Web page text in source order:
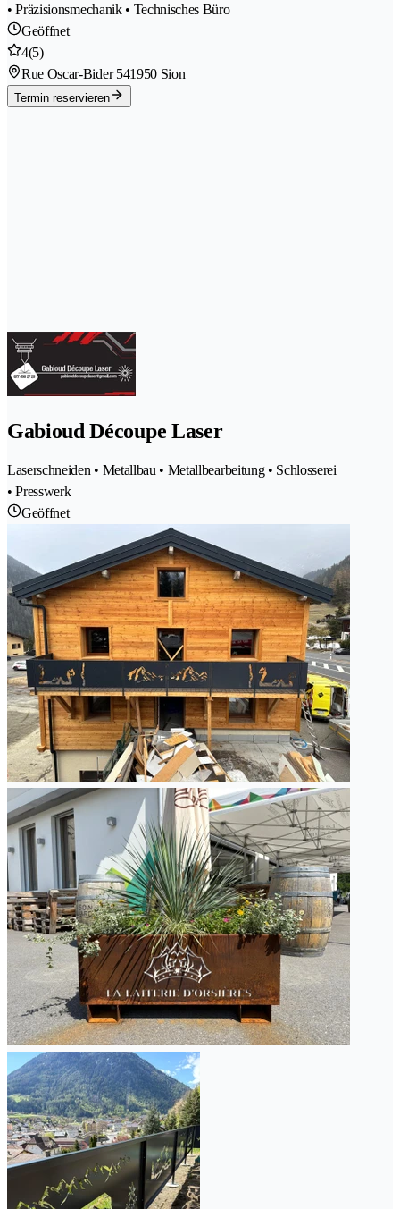
• Präzisionsmechanik • Technisches Büro
Geöffnet
4(5)
Rue Oscar-Bider 541950 Sion
Termin reservieren
Gabioud Découpe Laser
Laserschneiden • Metallbau • Metallbearbeitung • Schlosserei
• Presswerk
Geöffnet